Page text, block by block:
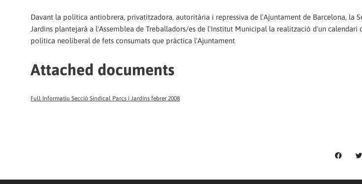
Davant la política antiobrera, privatitzadora, autoritària i repressiva de l'Ajuntament de Barcelona, la
Jardins plantejarà a l'Assemblea de Treballadors/es de l'Institut Municipal la realització d'un
política neoliberal de fets consumats que pràctica l'Ajuntament
Attached documents
Full Informatiu Secció Sindical Parcs i Jardins febrer 2008